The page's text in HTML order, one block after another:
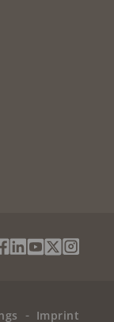
Facebook
Linkedin
Youtube
X
Imprint